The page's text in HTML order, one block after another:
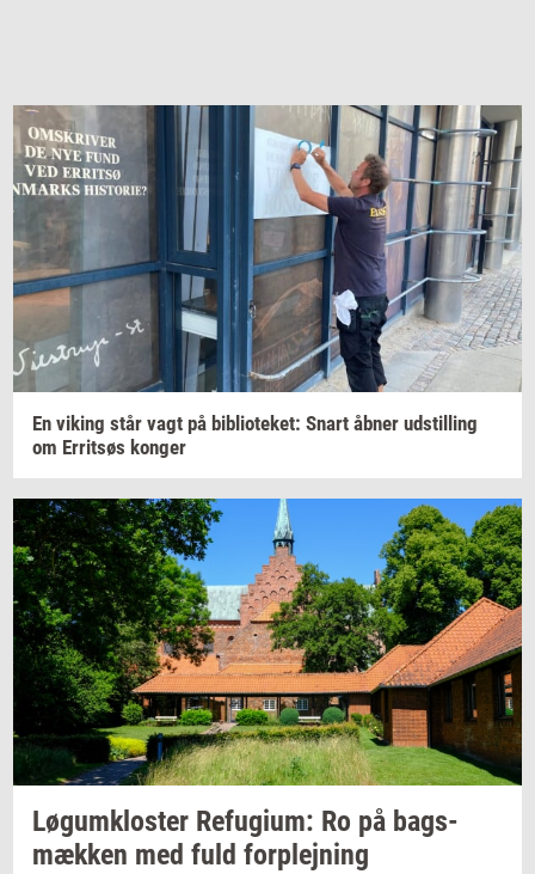
En viking står vagt på bi­bli­o­te­ket: Snart åbner ud­stil­ling
om Er­ritsøs kon­ger
Løgum­klo­ster Re­fu­gi­um: Ro på bags­
mæk­ken med fuld for­plej­ning